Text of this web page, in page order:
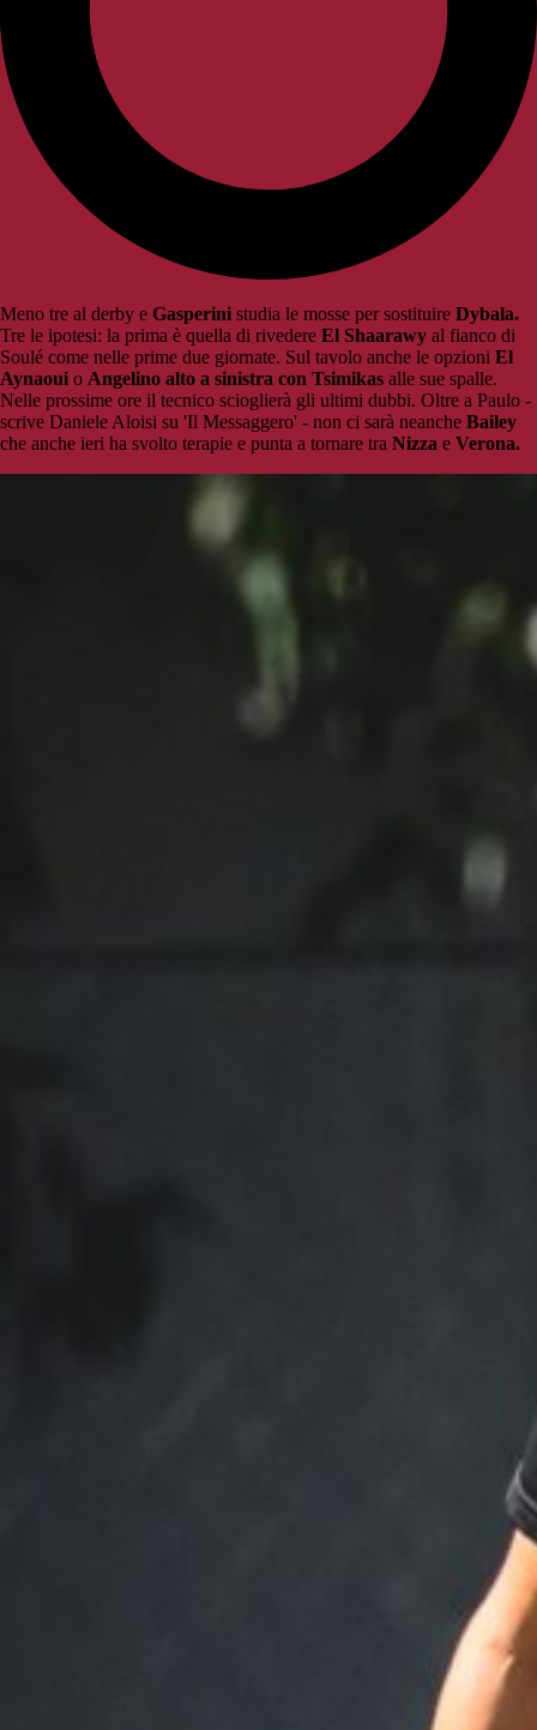
Meno tre al derby e Gasperini studia le mosse per sostituire Dybala.
Tre le ipotesi: la prima è quella di rivedere El Shaarawy al fianco di
Soulé come nelle prime due giornate. Sul tavolo anche le opzioni El
Aynaoui o Angelino alto a sinistra con Tsimikas alle sue spalle.
Nelle prossime ore il tecnico scioglierà gli ultimi dubbi. Oltre a Paulo -
scrive Daniele Aloisi su 'Il Messaggero' - non ci sarà neanche Bailey
che anche ieri ha svolto terapie e punta a tornare tra Nizza e Verona.